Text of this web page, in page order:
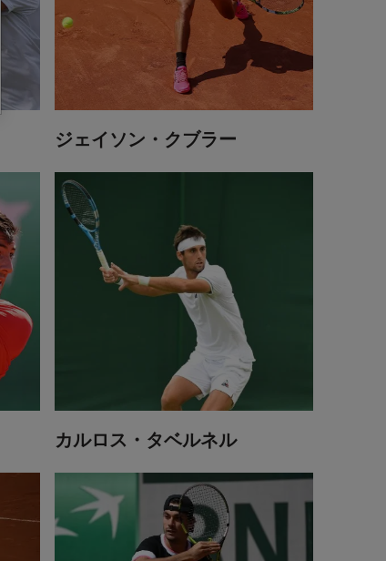
ジェイソン・クブラー
カルロス・タベルネル